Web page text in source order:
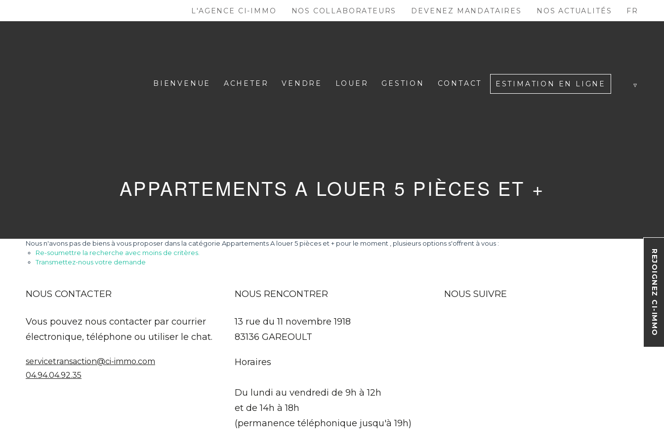
L'AGENCE CI-IMMO NOS COLLABORATEURS DEVENEZ MANDATAIRES NOS ACTUALITÉS FR
REJOIGNEZ CI-IMMO
BIENVENUE ACHETER VENDRE LOUER GESTION CONTACT ESTIMATION EN LIGNE
APPARTEMENTS A LOUER 5 PIÈCES ET +
Nous n'avons pas de biens à vous proposer dans la catégorie Appartements A louer 5 pièces et + pour le moment , plusieurs options s'offrent à vous :
Re-soumettre la recherche avec moins de critères.
Transmettez-nous votre demande
NOUS CONTACTER
Vous pouvez nous contacter par courrier
électronique, téléphone ou utiliser le chat.
servicetransaction@ci-immo.com
04.94.04.92.35
NOUS RENCONTRER
13 rue du 11 novembre 1918
83136 GAREOULT
Horaires
Du lundi au vendredi de 9h à 12h
et de 14h à 18h
(permanence téléphonique jusqu'à 19h)
NOUS SUIVRE